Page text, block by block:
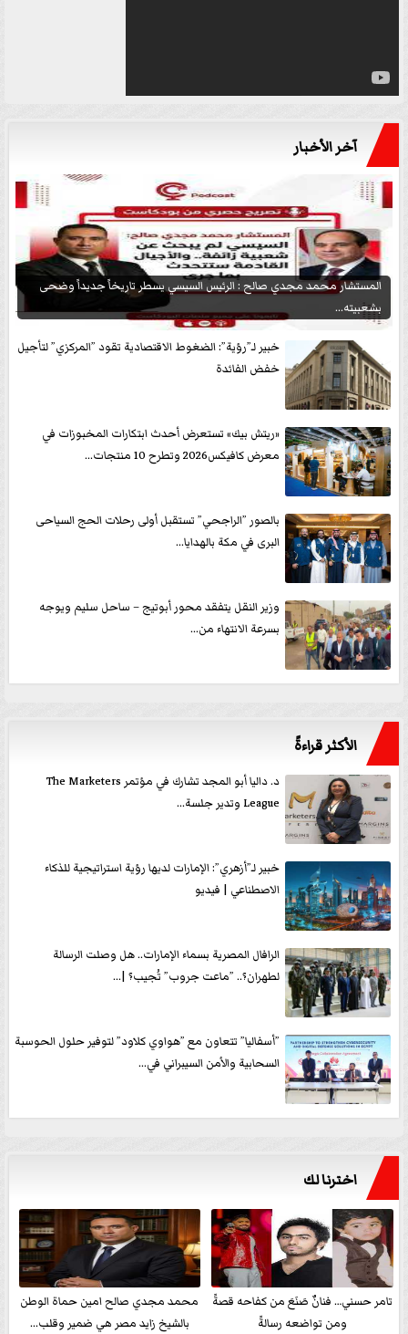
آخر الأخبار
المستشار محمد مجدي صالح : الرئيس السيسي يسطر تاريخاً جديداً وضحى
بشعبيته...
خبير لـ”رؤية”: الضغوط الاقتصادية تقود ”المركزي” لتأجيل
خفض الفائدة
«ريتش بيك» تستعرض أحدث ابتكارات المخبوزات في
معرض كافيكس2026 وتطرح 10 منتجات...
بالصور ”الراجحي” تستقبل أولى رحلات الحج السياحى
البرى في مكة بالهدايا...
وزير النقل يتفقد محور أبوتيج – ساحل سليم ويوجه
بسرعة الانتهاء من...
الأكثر قراءةً
د. داليا أبو المجد تشارك في مؤتمر The Marketers
League وتدير جلسة...
خبير لـ”أزهري”: الإمارات لديها رؤية استراتيجية للذكاء
الاصطناعي | فيديو
الرافال المصرية بسماء الإمارات.. هل وصلت الرسالة
لطهران؟.. ”ماعت جروب” تُجيب؟ |...
”أسفاليا” تتعاون مع ”هواوي كلاود” لتوفير حلول الحوسبة
السحابية والأمن السيبراني في...
اخترنا لك
تامر حسني… فنانٌ صَنَعَ من كفاحه قصةً
ومن تواضعه رسالةً
محمد مجدي صالح امين حماة الوطن
بالشيخ زايد مصر هي ضمير وقلب...